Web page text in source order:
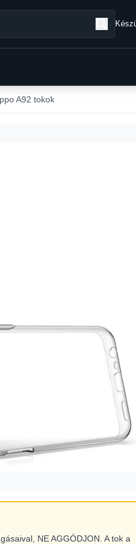
A92 tokok
NE AGGÓDJON. A tok a